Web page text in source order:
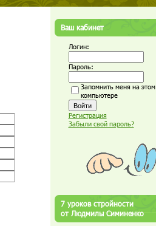
Ваш кабинет
Логин:
Пароль:
Запомнить меня на этом
компьютере
Регистрация
Забыли свой пароль?
7 уроков стройности
от Людмилы Симиненко